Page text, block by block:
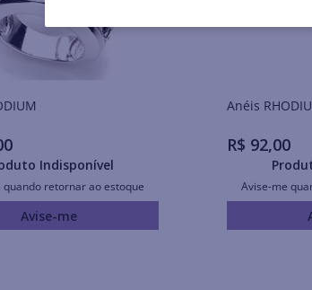
Indisponível
quando retornar ao estoque
Avise-me
Anéis
R$ 92,00
Avise-me